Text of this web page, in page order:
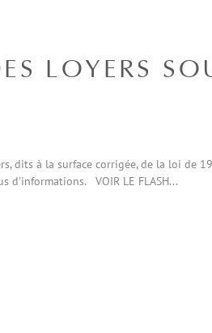
LOYERS
dits à la surface corrigée, de la loi de
d'informations. VOIR LE FLASH...